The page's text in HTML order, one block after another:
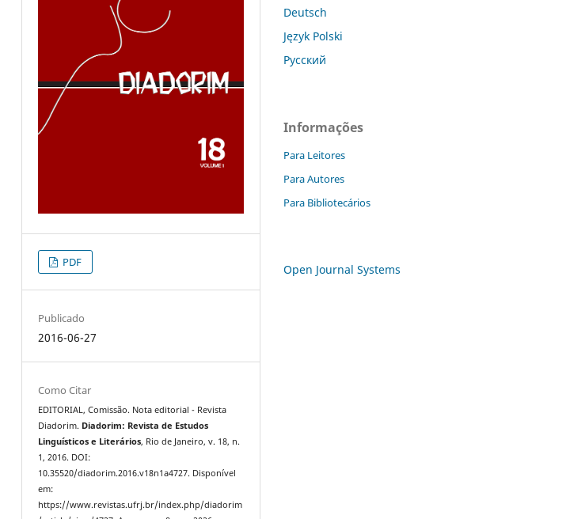
PDF
Publicado
2016-06-27
Como Citar
EDITORIAL, Comissão. Nota editorial - Revista
Diadorim. Diadorim: Revista de Estudos
Linguísticos e Literários, Rio de Janeiro, v. 18, n.
1, 2016. DOI:
10.35520/diadorim.2016.v18n1a4727. Disponível
em:
https://www.revistas.ufrj.br/index.php/diadorim
Deutsch
Język Polski
Русский
Informações
Para Leitores
Para Autores
Para Bibliotecários
Open Journal Systems